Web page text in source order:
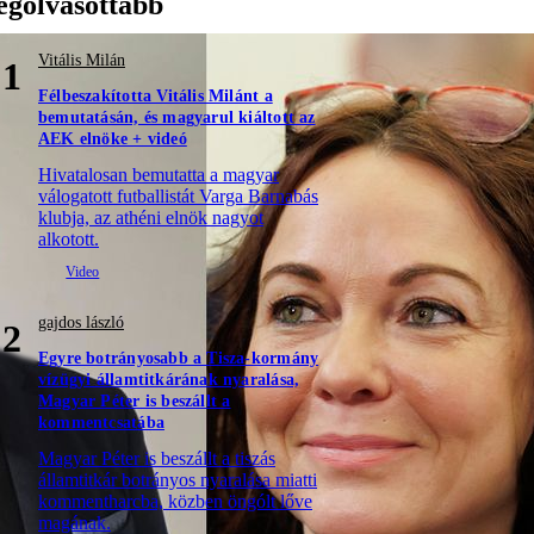
1
Vitális Milán
Félbeszakította Vitális Milánt a
bemutatásán, és magyarul kiáltott az
AEK elnöke + videó
Hivatalosan bemutatta a magyar
válogatott futballistát Varga Barnabás
klubja, az athéni elnök nagyot
alkotott.
2
gajdos lászló
Egyre botrányosabb a Tisza-kormány
vízügyi államtitkárának nyaralása,
Magyar Péter is beszállt a
kommentcsatába
Magyar Péter is beszállt a tiszás
államtitkár botrányos nyaralása miatti
kommentharcba, közben öngólt lőve
magának.